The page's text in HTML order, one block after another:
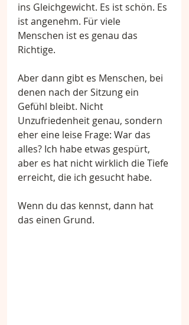
ins Gleichgewicht. Es ist schön. Es
ist angenehm. Für viele
Menschen ist es genau das
Richtige.
Aber dann gibt es Menschen, bei
denen nach der Sitzung ein
Gefühl bleibt. Nicht
Unzufriedenheit genau, sondern
eher eine leise Frage: War das
alles? Ich habe etwas gespürt,
aber es hat nicht wirklich die Tiefe
erreicht, die ich gesucht habe.
Wenn du das kennst, dann hat
das einen Grund.